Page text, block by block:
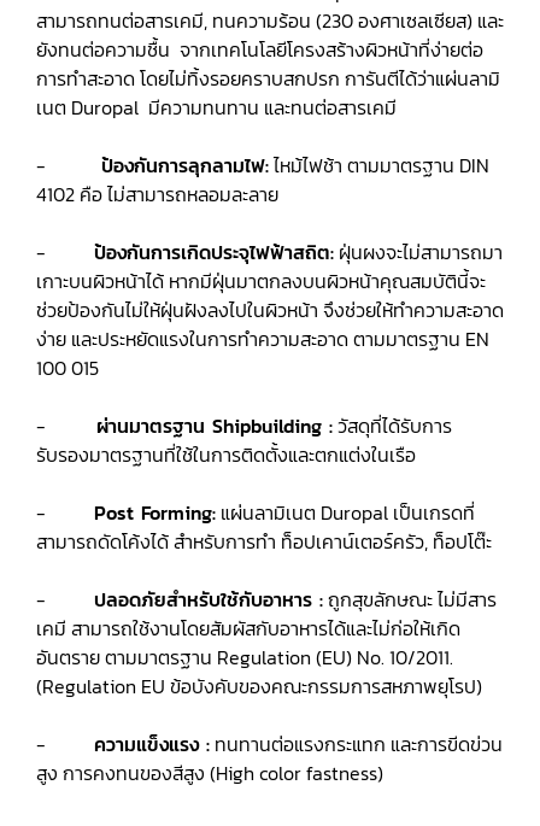
สามารถทนต่อสารเคมี, ทนความร้อน (230 องศาเซลเซียส) และ
ยังทนต่อความชื้น จากเทคโนโลยีโครงสร้างผิวหน้าที่ง่ายต่อ
การทำสะอาด โดยไม่ทิ้งรอยคราบสกปรก การันตีได้ว่าแผ่นลามิ
เนต Duropal มีความทนทาน และทนต่อสารเคมี
-
ป้องกันการลุกลามไฟ:ไหม้ไฟช้า ตามมาตรฐาน DIN
4102 คือ ไม่สามารถหลอมละลาย
- ป้องกันการเกิดประจุไฟฟ้าสถิต: ฝุ่นผงจะไม่สามารถมา
เกาะบนผิวหน้าได้ หากมีฝุ่นมาตกลงบนผิวหน้าคุณสมบัตินี้จะ
ช่วยป้องกันไม่ให้ฝุ่นฝังลงไปในผิวหน้า จึงช่วยให้ทำความสะอาด
ง่าย และประหยัดแรงในการทำความสะอาด ตามมาตรฐาน EN
100 015
-
ผ่านมาตรฐาน Shipbuilding :วัสดุที่ได้รับการ
รับรองมาตรฐานที่ใช้ในการติดตั้งและตกแต่งในเรือ
- Post Forming: แผ่นลามิเนต Duropal เป็นเกรดที่
สามารถดัดโค้งได้ สำหรับการทำ ท็อปเคาน์เตอร์ครัว, ท็อปโต๊ะ
- ปลอดภัยสำหรับใช้กับอาหาร :ถูกสุขลักษณะ ไม่มีสาร
เคมี สามารถใช้งานโดยสัมผัสกับอาหารได้และไม่ก่อให้เกิด
อันตราย ตามมาตรฐาน Regulation (EU) No. 10/2011.
(Regulation EU ข้อบังคับของคณะกรรมการสหภาพยุโรป)
- ความแข็งแรง : ทนทานต่อแรงกระแทก และการขีดข่วน
สูง การคงทนของสีสูง (High color fastness)